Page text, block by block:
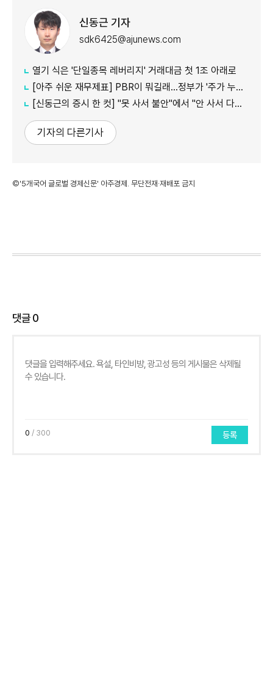
신동근 기자
sdk6425@ajunews.com
열기 식은 '단일종목 레버리지' 거래대금 첫 1조 아래로
[아주 쉬운 재무제표] PBR이 뭐길래…정부가 '주가 누르기'에 칼 빼든 이유
[신동근의 증시 한 컷] "못 사서 불안"에서 "안 사서 다행"으로…증시 덮친 '조모'
기자의 다른기사
©'5개국어 글로벌 경제신문' 아주경제. 무단전재·재배포 금지
댓글0
0 / 300 등록